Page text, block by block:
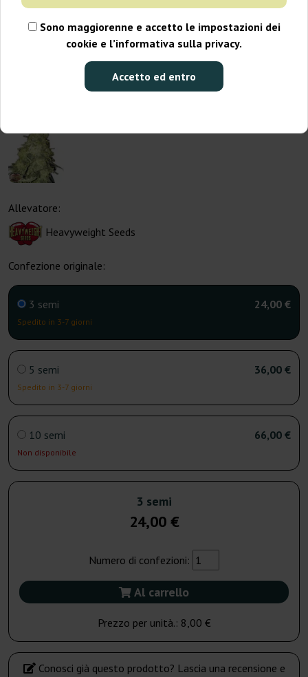
Sono maggiorenne e accetto le impostazioni dei
cookie e l’informativa sulla privacy.
Accetto ed entro
Allevatore:
Heavyweight Seeds
Confezione originale:
3 semi
Spedito in 3-7 giorni
24,00 €
5 semi
Spedito in 3-7 giorni
36,00 €
10 semi
Non disponibile
66,00 €
3 semi
24,00 €
Numero di confezioni:
Al carrello
Prezzo per unità.: 8,00 €
Conosci già questo prodotto? Lascia una recensione e